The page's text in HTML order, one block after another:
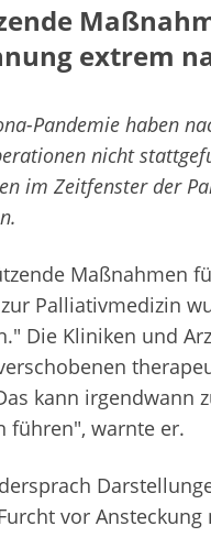
extrem
Pandemie haben
nicht
im Zeitfenster der
Maßnahmen
Palliativmedizin
Die Kliniken und
kann irgendwann
führen", warnte er.
vor